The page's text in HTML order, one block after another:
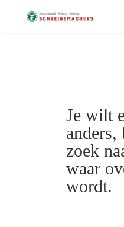
Je wilt
anders,
zoek
waar
wordt.